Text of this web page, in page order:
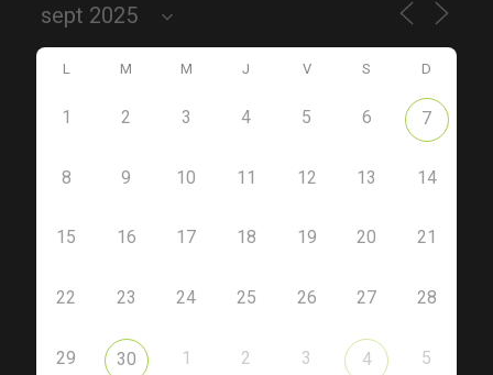
L M M J V S D
1 2 3 4 5 6 7
8 9 10 11 12 13 14
15 16 17 18 19 20 21
22 23 24 25 26 27 28
29 30 1 2 3 4 5